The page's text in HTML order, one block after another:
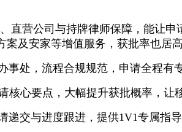
直营公司与持牌律师保障，能让
及安家等增值服务，获批率也居高
处，流程合规规范，申请全程有
心要点，大幅提升获批概率，让
交与进度跟进，提供1V1专属指导